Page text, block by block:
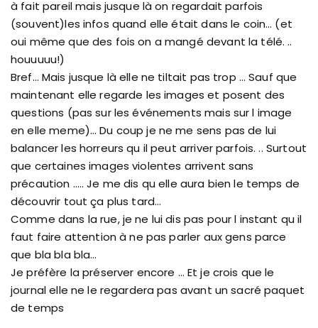
à fait pareil mais jusque là on regardait parfois
(souvent)les infos quand elle était dans le coin… (et
oui même que des fois on a mangé devant la télé. ..
houuuuu!)
Bref… Mais jusque là elle ne tiltait pas trop … Sauf que
maintenant elle regarde les images et posent des
questions (pas sur les événements mais sur l image
en elle meme)… Du coup je ne me sens pas de lui
balancer les horreurs qu il peut arriver parfois. .. Surtout
que certaines images violentes arrivent sans
précaution ….. Je me dis qu elle aura bien le temps de
découvrir tout ça plus tard…
Comme dans la rue, je ne lui dis pas pour l instant qu il
faut faire attention à ne pas parler aux gens parce
que bla bla bla…
Je préfère la préserver encore … Et je crois que le
journal elle ne le regardera pas avant un sacré paquet
de temps